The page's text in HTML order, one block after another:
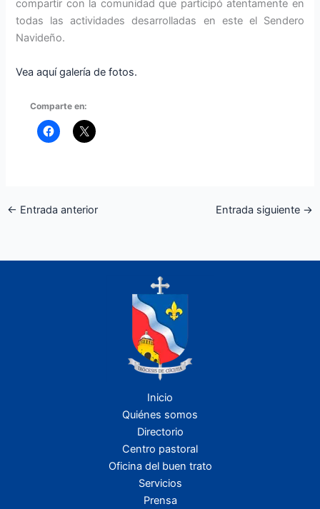
compartir con la comunidad que participó atentamente en
todas las actividades desarrolladas en este el Sendero
Navideño.
Vea aquí galería de fotos.
Comparte en:
← Entrada anterior Entrada siguiente →
Inicio
Quiénes somos
Directorio
Centro pastoral
Oficina del buen trato
Servicios
Prensa